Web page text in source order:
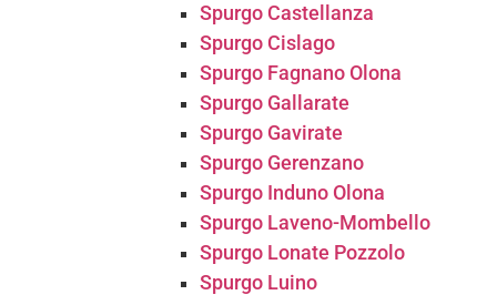
Spurgo Castellanza
Spurgo Cislago
Spurgo Fagnano Olona
Spurgo Gallarate
Spurgo Gavirate
Spurgo Gerenzano
Spurgo Induno Olona
Spurgo Laveno-Mombello
Spurgo Lonate Pozzolo
Spurgo Luino